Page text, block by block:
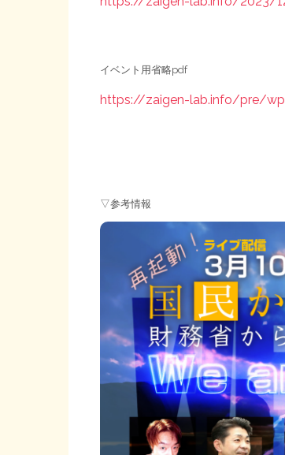
イベント用省略pdf
https://zaigen-lab.info/pre/
▽参考情報